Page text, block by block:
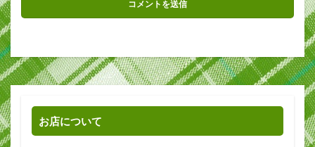
お店について